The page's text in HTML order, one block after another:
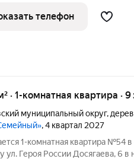
готово к проживанию выполнен косметический
телефон
м² · 1-комнатная квартира ·
муниципальный округ,
, 4 квартал 2027
1-комнатная квартира №54
ул. Героя России Досягаева, 6